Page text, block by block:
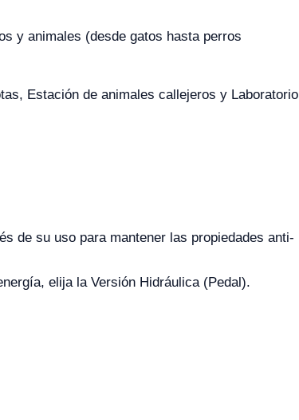
y animales (desde gatos hasta perros
Estación de animales callejeros y Laboratorio
de su uso para mantener las propiedades anti-
elija la Versión Hidráulica (Pedal).